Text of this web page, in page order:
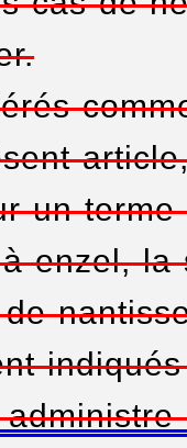
un
enzel,